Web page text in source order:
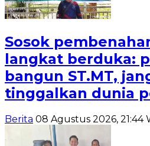
Sosok
langkat berduka:
bangun ST.MT,
tinggalkan dunia
Berita 08 Agustus 2026, 21:44